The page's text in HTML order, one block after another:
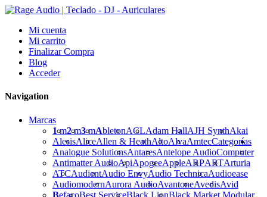
Mi cuenta
Mi carrito
Finalizar Compra
Blog
Acceder
Navigation
Marcas
1m2m3mAbletonACLAdam HallAJH SynthAkai
AlesisAliceAllen & HeathAltoAlvaAmtec
Analogue SolutionsAntaresAntelope Audio
Antimatter AudioApiApogeeAppleARPARTArturia
ATCAudientAudio EnvyAudio TechnicaAudioease
AudiomodernAurora AudioAvantoneAvedisAvid
BefacoBest ServiceBlack LionBlack Market Modular
Categorías
Computer